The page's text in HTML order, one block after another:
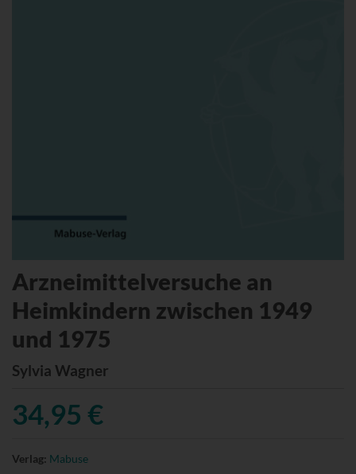
Arzneimittelversuche an
Heimkindern zwischen 1949
und 1975
Sylvia Wagner
34,95 €
Verlag: Mabuse